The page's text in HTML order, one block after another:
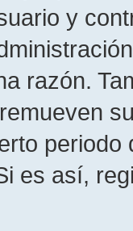
y
razón.
es así,